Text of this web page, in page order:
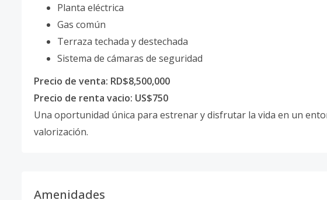
Planta eléctrica
Gas común
Terraza techada y destechada
Sistema de cámaras de seguridad
Precio de venta: RD$8,500,000
Precio de renta vacio: US$750
Una oportunidad única para estrenar y disfrutar la vida en un
valorización.
Amenidades